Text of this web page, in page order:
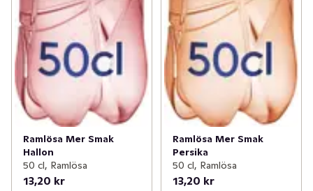
Ramlösa Mer Smak
Hallon
50 cl, Ramlösa
13,20 kr
Ramlösa Mer Smak
Persika
50 cl, Ramlösa
13,20 kr